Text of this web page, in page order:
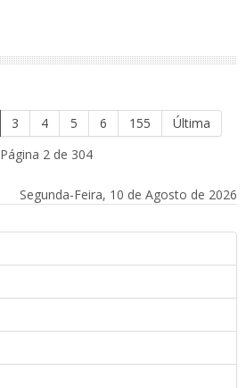
3 4 5 6 155
Última
Página 2 de 304
Segunda-Feira, 10 de Agosto de 2026